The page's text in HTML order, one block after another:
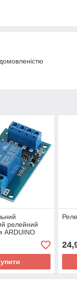
релейний
ARDUINO
5В 10А